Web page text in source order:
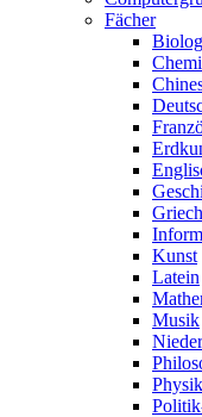
Fächer
Kunst
Latein
Musik
Physik